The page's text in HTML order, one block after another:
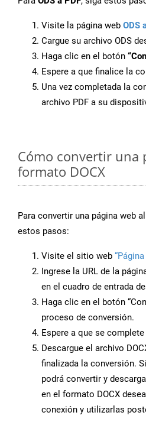
Visite la página web ODS
Cargue su archivo ODS
Haga clic en el botón
Espere a que finalice la
Una vez completada la
archivo PDF a su
Cómo convertir una
formato DOCX
Para convertir una página web
estos pasos:
Visite el sitio web
Ingrese la URL de la
en el cuadro de entrada
Haga clic en el botón
proceso de conversión.
Espere a que se
Descargue el archivo
finalizada la conversión.
podrá convertir y
en el formato DOCX
conexión y utilizarlas